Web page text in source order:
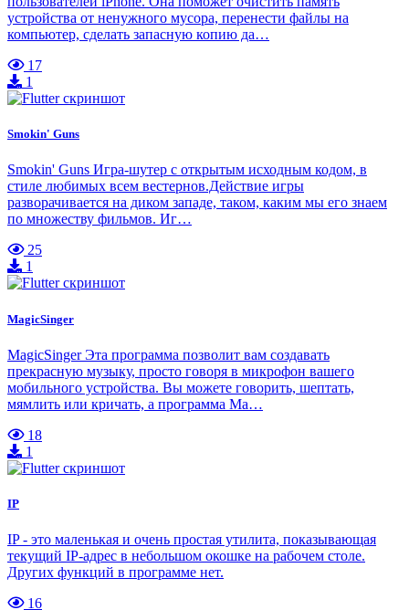
устройства от ненужного мусора, перенести файлы на
компьютер, сделать запасную копию да…
17
1
Smokin' Guns
Smokin' Guns Игра-шутер с открытым исходным кодом, в
стиле любимых всем вестернов.Действие игры
разворачивается на диком западе, таком, каким мы его знаем
по множеству фильмов. Иг…
25
1
MagicSinger
MagicSinger Эта программа позволит вам создавать
прекрасную музыку, просто говоря в микрофон вашего
мобильного устройства. Вы можете говорить, шептать,
мямлить или кричать, а программа Ma…
18
1
IP
IP - это маленькая и очень простая утилита, показывающая
текущий IP-адрес в небольшом окошке на рабочем столе.
Других функций в программе нет.
16